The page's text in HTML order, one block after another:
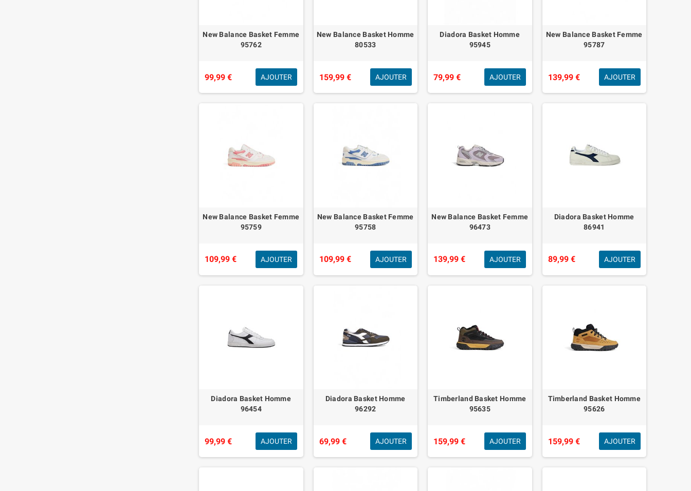
New Balance Basket Femme
95762
99,99 € AJOUTER
New Balance Basket Homme
80533
159,99 € AJOUTER
Diadora Basket Homme
95945
79,99 € AJOUTER
New Balance Basket Femme
95787
139,99 € AJOUTER
New Balance Basket Femme
95759
109,99 € AJOUTER
New Balance Basket Femme
95758
109,99 € AJOUTER
New Balance Basket Femme
96473
139,99 € AJOUTER
Diadora Basket Homme
86941
89,99 € AJOUTER
Diadora Basket Homme
96454
99,99 € AJOUTER
Diadora Basket Homme
96292
69,99 € AJOUTER
Timberland Basket Homme
95635
159,99 € AJOUTER
Timberland Basket Homme
95626
159,99 € AJOUTER